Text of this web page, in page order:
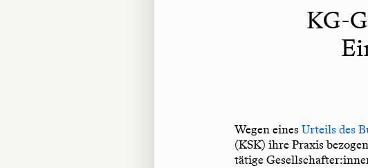
KG-
Wegen einesUrteils des
(KSK) ihre Praxis
tätige